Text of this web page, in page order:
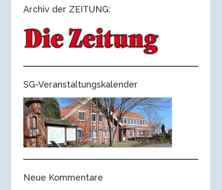
Archiv der ZEITUNG:
SG-Veranstaltungskalender
Neue Kommentare